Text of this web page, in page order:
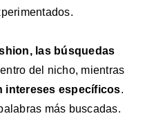
las búsquedas
del nicho, mientras
intereses específicos.
más buscadas.